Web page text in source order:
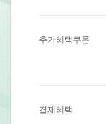
추가혜택쿠폰
결제혜택